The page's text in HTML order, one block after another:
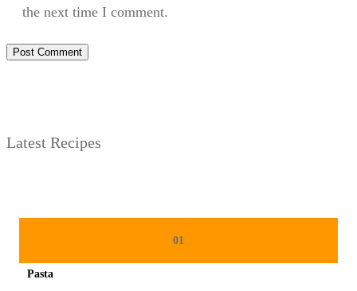
the next time I comment.
Latest Recipes
01
Pasta